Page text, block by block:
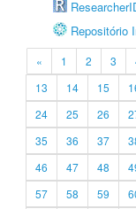
Repositório
« 1 2 3
13
14 15
24
25 26
35
36 37
46
47 48
57
58 59